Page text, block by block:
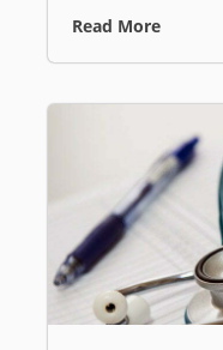
Read More